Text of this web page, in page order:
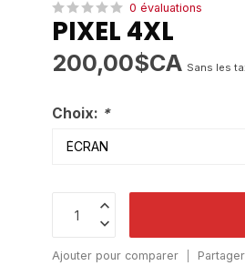
0 évaluations
PIXEL 4XL
200,00$CA Sans les
Choix: *
Ajouter pour comparer